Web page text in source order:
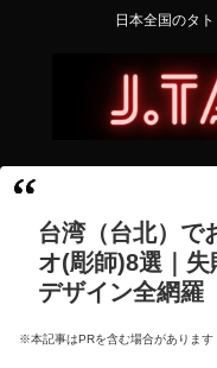
日本全国のタ
台湾（台北）で
オ(彫師)8選｜失
デザイン全網羅
※本記事はPRを含む場合があります